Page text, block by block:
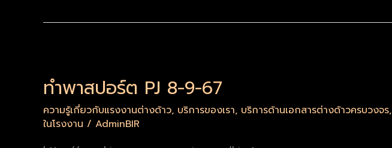
ทำพาสปอร์ต PJ 8-9-67
ความรู้เกี่ยวกับแรงงานต่างด้าว, บริการของเรา, บริการด้านเอกสารต่างด้าวครบวงจร,
ในโรงงาน / AdminBIR
ปอร์ต
8-
9-